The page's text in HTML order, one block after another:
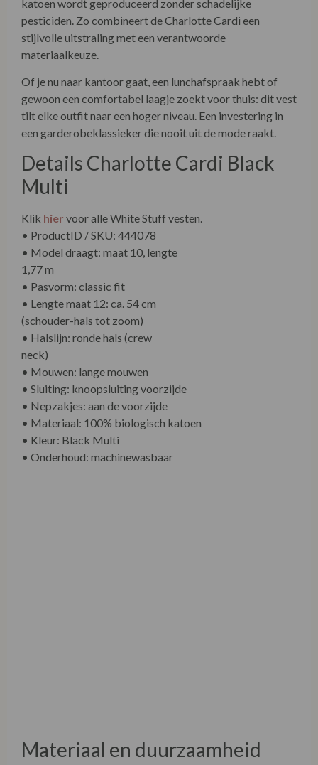
katoen wordt geproduceerd zonder schadelijke
pesticiden. Zo combineert de Charlotte Cardi een
stijlvolle uitstraling met een verantwoorde
materiaalkeuze.
Of je nu naar kantoor gaat, een lunchafspraak hebt of
gewoon een comfortabel laagje zoekt voor thuis: dit vest
tilt elke outfit naar een hoger niveau. Een investering in
een garderobeklassieker die nooit uit de mode raakt.
Details Charlotte Cardi Black
Multi
Klik hier voor alle White Stuff vesten.
• ProductID / SKU: 444078
• Model draagt: maat 10, lengte
1,77 m
• Pasvorm: classic fit
• Lengte maat 12: ca. 54 cm (schouder-hals tot zoom)
• Halslijn: ronde hals (crew neck)
• Mouwen: lange mouwen
• Sluiting: knoopsluiting voorzijde
• Nepzakjes: aan de voorzijde
• Materiaal: 100% biologisch katoen
• Kleur: Black Multi
• Onderhoud: machinewasbaar
De Charlotte Cardi is vervaardigd uit 100% biologisch